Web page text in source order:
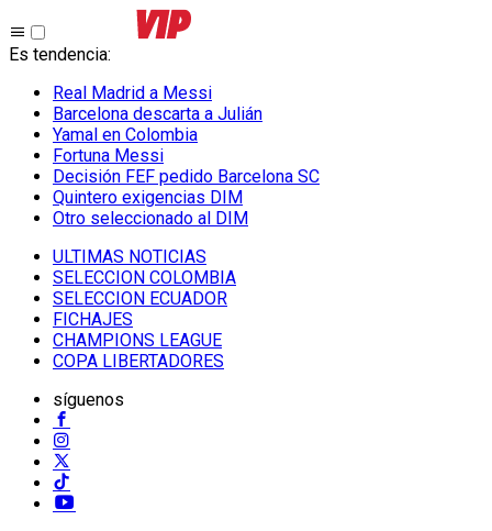
Es tendencia:
Real Madrid a Messi
Barcelona descarta a Julián
Yamal en Colombia
Fortuna Messi
Decisión FEF pedido Barcelona SC
Quintero exigencias DIM
Otro seleccionado al DIM
ULTIMAS NOTICIAS
SELECCION COLOMBIA
SELECCION ECUADOR
FICHAJES
CHAMPIONS LEAGUE
COPA LIBERTADORES
síguenos